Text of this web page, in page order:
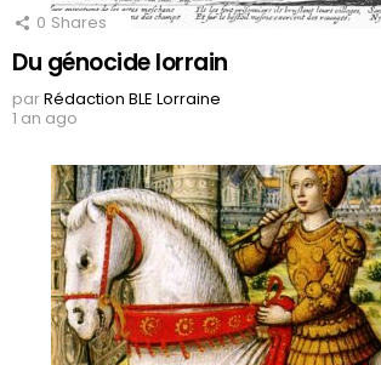
0 Shares
Du génocide lorrain
parRédaction BLE Lorraine
1 an ago